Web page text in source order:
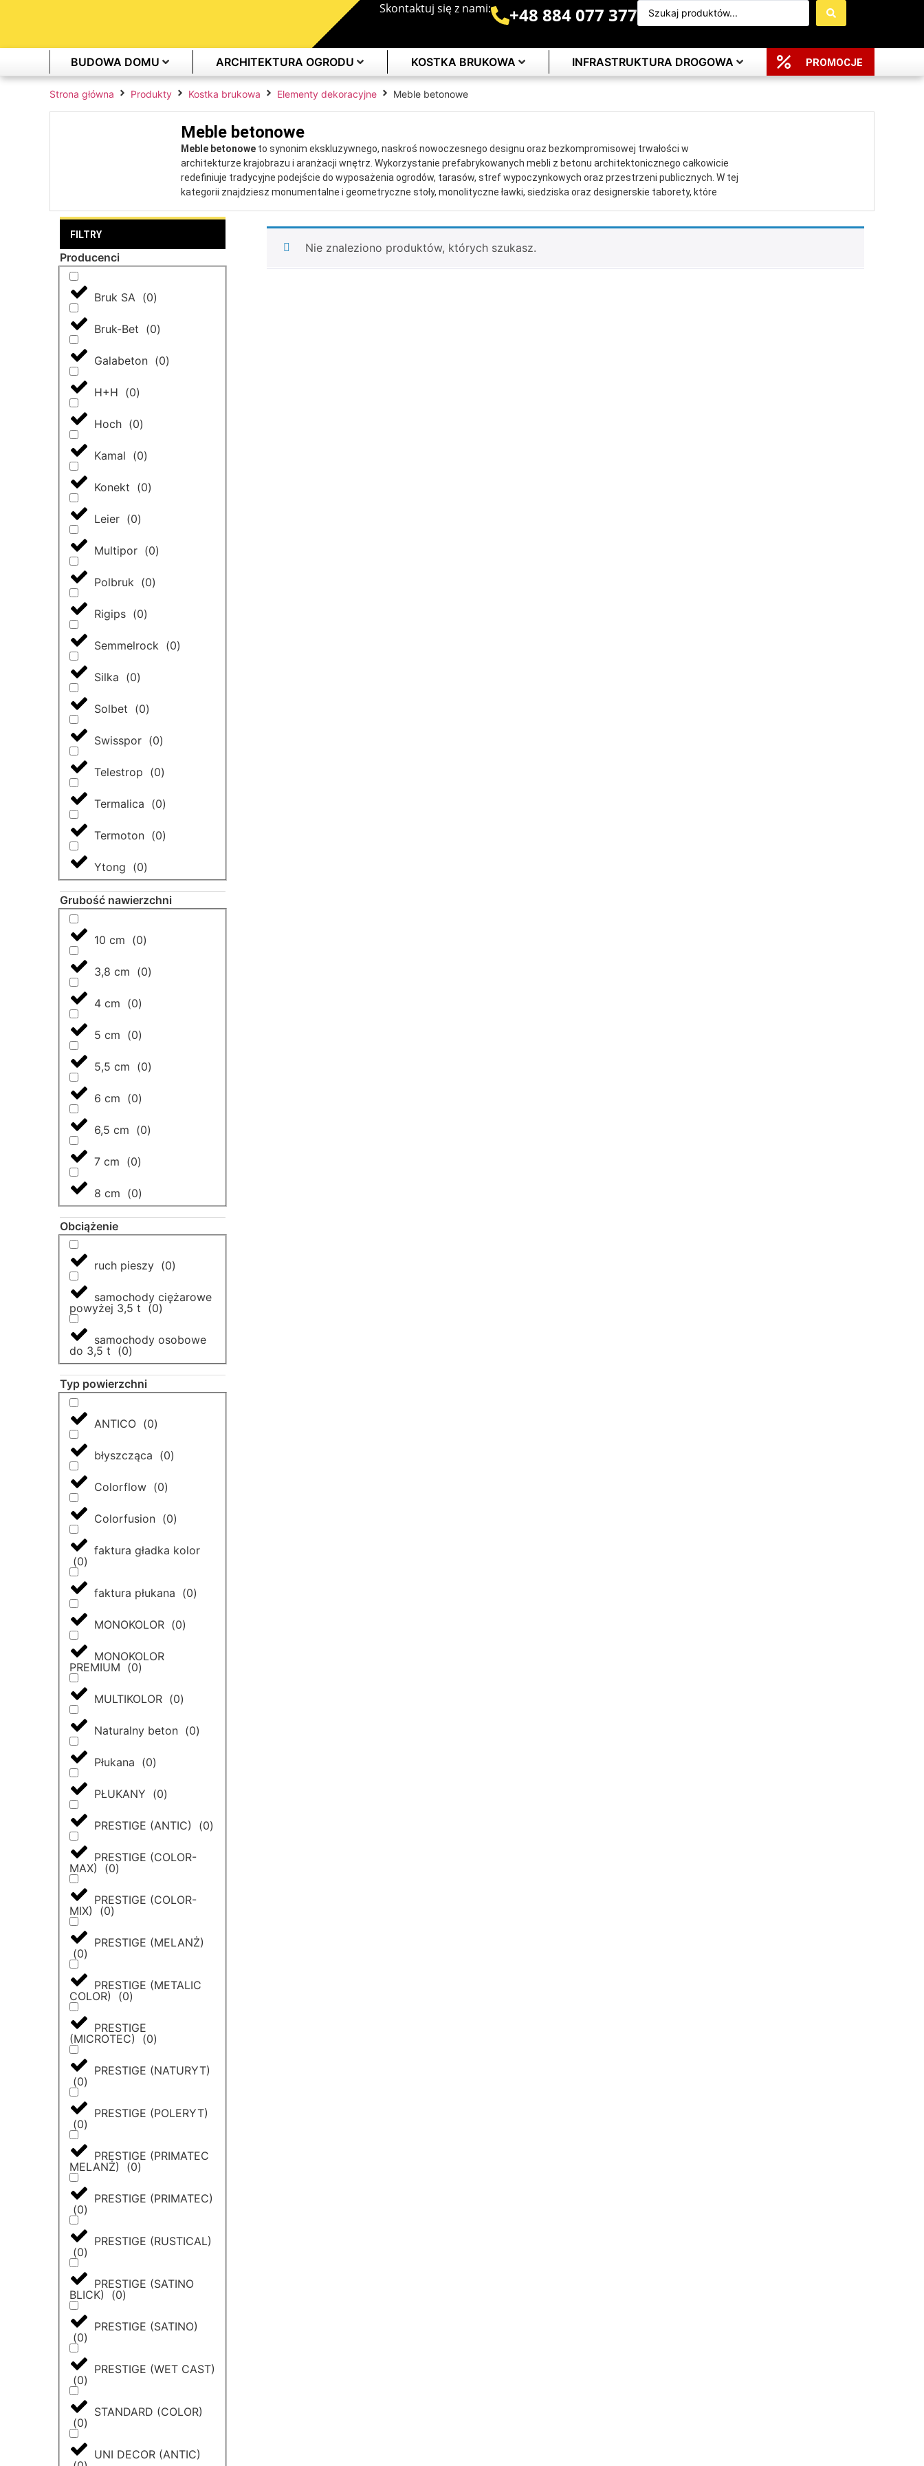
Skontaktuj się z nami: +48 884 077 377
BUDOWA DOMU ARCHITEKTURA OGRODU KOSTKA BRUKOWA INFRASTRUKTURA DROGOWA PROMOCJE
Strona główna Produkty Kostka brukowa Elementy dekoracyjne Meble betonowe
Meble betonowe
Meble betonowe to synonim ekskluzywnego, naskroś nowoczesnego designu oraz bezkompromisowej trwałości w
architekturze krajobrazu i aranżacji wnętrz. Wykorzystanie prefabrykowanych mebli z betonu architektonicznego całkowicie
redefiniuje tradycyjne podejście do wyposażenia ogrodów, tarasów, stref wypoczynkowych oraz przestrzeni publicznych. W tej
kategorii znajdziesz monumentalne i geometryczne stoły, monolityczne ławki, siedziska oraz designerskie taborety, które
na silne porywy wiatru oraz próby kradzieży czy akty wandalizmu, stanowiąc stałą, niezmienną i niezwykle prestiżową
FILTRY
Producenci
Bruk SA (0)
Bruk-Bet (0)
Galabeton (0)
H+H (0)
Hoch (0)
Kamal (0)
Konekt (0)
Leier (0)
Multipor (0)
Polbruk (0)
Rigips (0)
Semmelrock (0)
Silka (0)
Solbet (0)
Swisspor (0)
Telestrop (0)
Termalica (0)
Termoton (0)
Ytong (0)
Grubość nawierzchni
10 cm (0)
3,8 cm (0)
4 cm (0)
5 cm (0)
5,5 cm (0)
6 cm (0)
6,5 cm (0)
7 cm (0)
8 cm (0)
Obciążenie
ruch pieszy (0)
samochody ciężarowe
powyżej 3,5 t (0)
samochody osobowe
do 3,5 t (0)
Typ powierzchni
ANTICO (0)
błyszcząca (0)
Colorflow (0)
Colorfusion (0)
faktura gładka kolor
(0)
faktura płukana (0)
MONOKOLOR (0)
MONOKOLOR
PREMIUM (0)
MULTIKOLOR (0)
Naturalny beton (0)
Płukana (0)
PŁUKANY (0)
PRESTIGE (ANTIC) (0)
PRESTIGE (COLOR-
MAX)
(0)
PRESTIGE (COLOR-
MIX)
(0)
PRESTIGE (MELANŻ)
(0)
PRESTIGE (METALIC
COLOR)
(0)
PRESTIGE
(MICROTEC)
(0)
PRESTIGE (NATURYT)
(0)
PRESTIGE (POLERYT)
(0)
PRESTIGE (PRIMATEC
MELANŻ)
(0)
PRESTIGE (PRIMATEC)
(0)
PRESTIGE (RUSTICAL)
(0)
PRESTIGE (SATINO
BLICK)
(0)
PRESTIGE (SATINO)
(0)
PRESTIGE (WET CAST)
(0)
STANDARD (COLOR)
(0)
UNI DECOR (ANTIC)
Nie znaleziono produktów, których szukasz.